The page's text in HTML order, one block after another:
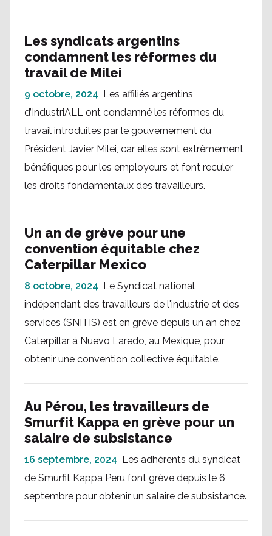
Les syndicats argentins
condamnent les réformes du
travail de Milei
9 octobre, 2024 Les affiliés argentins
d’IndustriALL ont condamné les réformes du
travail introduites par le gouvernement du
Président Javier Milei, car elles sont extrêmement
bénéfiques pour les employeurs et font reculer
les droits fondamentaux des travailleurs.
Un an de grève pour une
convention équitable chez
Caterpillar Mexico
8 octobre, 2024 Le Syndicat national
indépendant des travailleurs de l'industrie et des
services (SNITIS) est en grève depuis un an chez
Caterpillar à Nuevo Laredo, au Mexique, pour
obtenir une convention collective équitable.
Au Pérou, les travailleurs de
Smurfit Kappa en grève pour un
salaire de subsistance
16 septembre, 2024 Les adhérents du syndicat
de Smurfit Kappa Peru font grève depuis le 6
septembre pour obtenir un salaire de subsistance.